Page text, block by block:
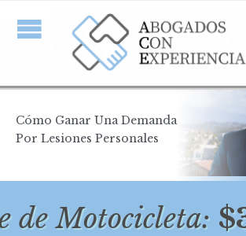
Cómo Ganar Una Demanda
Por Lesiones Personales
Motocicleta: